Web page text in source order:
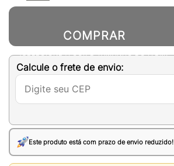
original
atual
COMPRAR
Calcule o frete de envio:
Este produto está com prazo de envio reduzido!